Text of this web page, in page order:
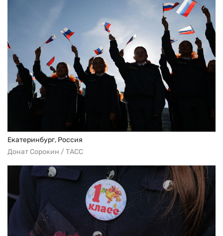
Екатеринбург, Россия
Донат Сорокин / ТАСС